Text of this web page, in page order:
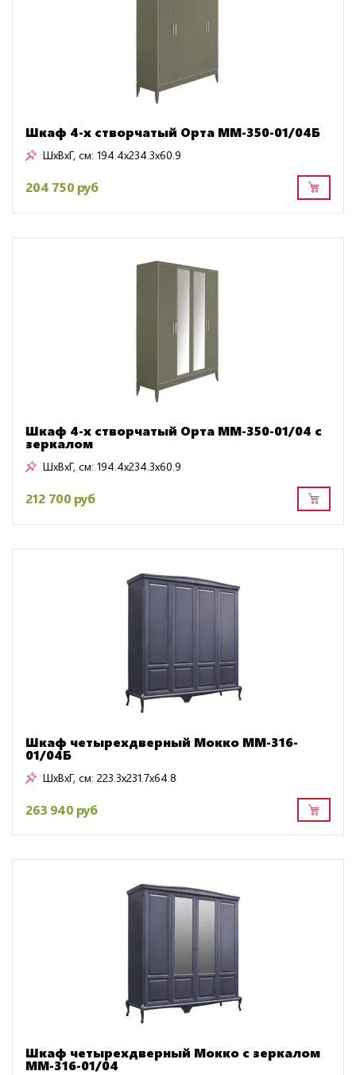
Шкаф 4-х створчатый Орта ММ-350-01/04Б
ШxВxГ, см: 194.4x234.3x60.9
204 750 руб
Шкаф 4-х створчатый Орта ММ-350-01/04 с
зеркалом
ШxВxГ, см: 194.4x234.3x60.9
212 700 руб
Шкаф четырехдверный Мокко ММ-316-
01/04Б
ШxВxГ, см: 223.3x231.7x64.8
263 940 руб
Шкаф четырехдверный Мокко с зеркалом
ММ-316-01/04